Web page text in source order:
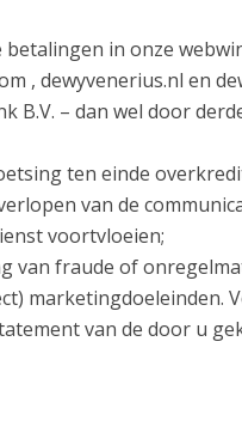
in onze
, dewyvenerius.nl en
B.V. – dan wel door
ten einde
van de
voortvloeien;
van fraude of
van de door u